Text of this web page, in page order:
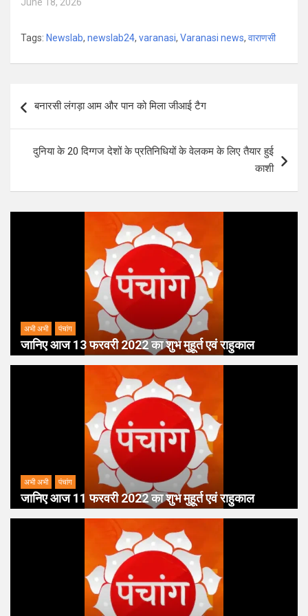
June 18, 2026
Tags: Newslab, newslab24, varanasi, Varanasi news, वाराणसी
navigation
बनारसी लंगड़ा आम और पान को मिला जीआई टैग
दुनिया के 20 दिग्गज देशों के प्रतिनिधियों के वेलकम के लिए तैयार हुई
काशी
अभी अभी पंचांग
जानिए आज 13 फरवरी 2022 का शुभ मुहूर्त एवं राहुकाल
अभी अभी पंचांग
जानिए आज 11 फरवरी 2022 का शुभ मुहूर्त एवं राहुकाल